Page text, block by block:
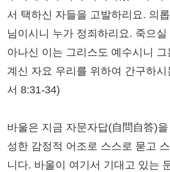
서 택하신 자들을 고발하리요. 의
님이시니 누가 정죄하리요. 죽으
아나신 이는 그리스도 예수시니 그
계신 자요 우리를 위하여 간구하
서 8:31-34)
바울은 지금 자문자답(自問自答)
성한 감정적 어조로 스스로 묻고
니다. 바울이 여기서 기대고 있는